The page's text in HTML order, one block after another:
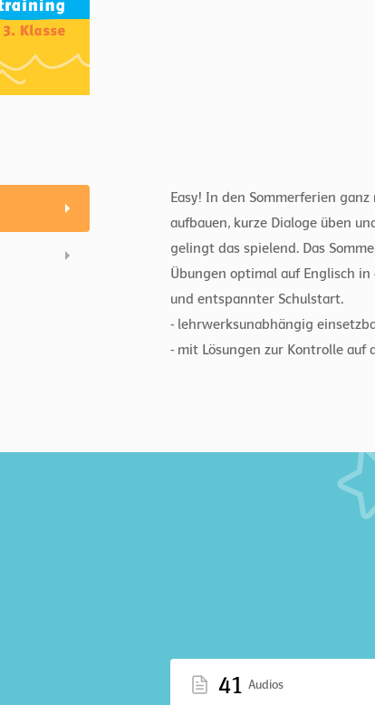
Easy! In den Sommerferien
aufbauen, kurze Dialoge üben
gelingt das spielend. Das
Übungen optimal auf Englisch
und entspannter Schulstart.
- lehrwerksunabhängig
- mit Lösungen zur Kontrolle auf
41 Audios